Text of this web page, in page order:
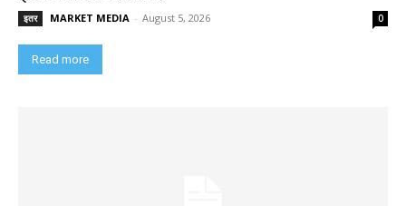
इतर MARKET MEDIA - August 5, 2026 0
Read more